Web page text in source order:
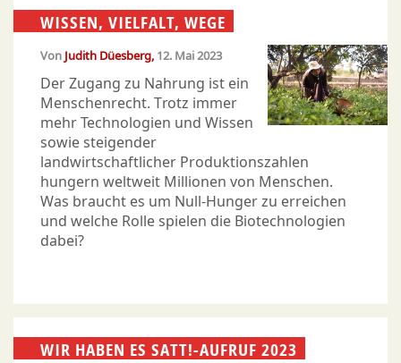
WISSEN, VIELFALT, WEGE
Von Judith Düesberg 12. Mai 2023
Der Zugang zu Nahrung ist ein
Menschenrecht. Trotz immer
mehr Technologien und Wissen
sowie steigender
landwirtschaftlicher Produktionszahlen
hungern weltweit Millionen von Menschen.
Was braucht es um Null-Hunger zu erreichen
und welche Rolle spielen die Biotechnologien
dabei?
WIR HABEN ES SATT!-AUFRUF 2023